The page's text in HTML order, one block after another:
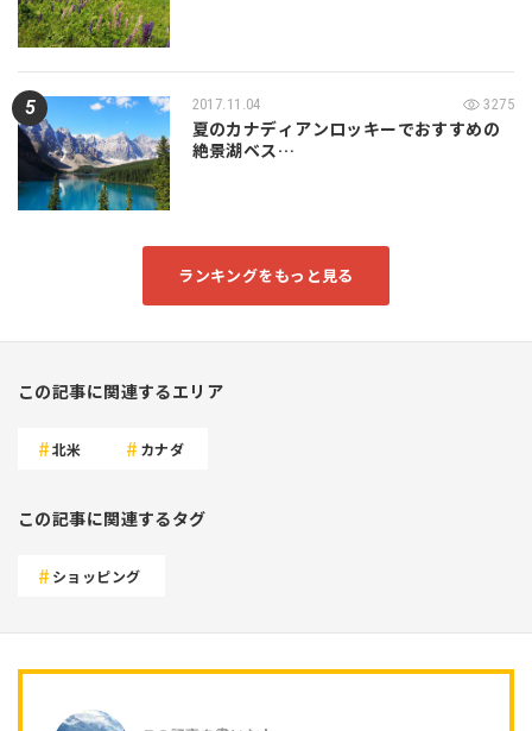
2017.11.04 3275
夏のカナディアンロッキーでおすすめの
絶景湖ベス…
ランキングをもっと見る
この記事に関連するエリア
北米 カナダ
この記事に関連するタグ
ショッピング